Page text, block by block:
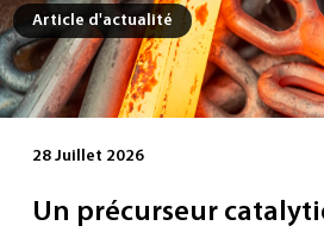
Article d'actualité
28 Juillet 2026
Un précurseur